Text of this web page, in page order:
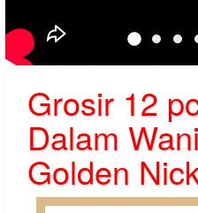
Grosir 12
Dalam
Golden